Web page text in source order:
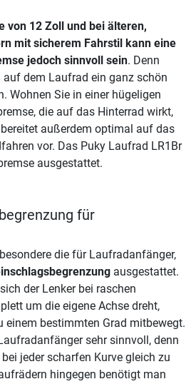
von 12 Zoll und bei älteren,
mit sicherem Fahrstil kann eine
jedoch sinnvoll sein. Denn
auf dem Laufrad ein ganz schön
Wohnen Sie in einer hügeligen
die auf das Hinterrad wirkt,
außerdem optimal auf das
vor. Das Puky Laufrad LR1Br
ausgestattet.
für
die für Laufradanfänger,
ausgestattet.
der Lenker bei raschen
um die eigene Achse dreht,
einem bestimmten Grad mitbewegt.
sehr sinnvoll, denn
jeder scharfen Kurve gleich zu
hingegen benötigt man